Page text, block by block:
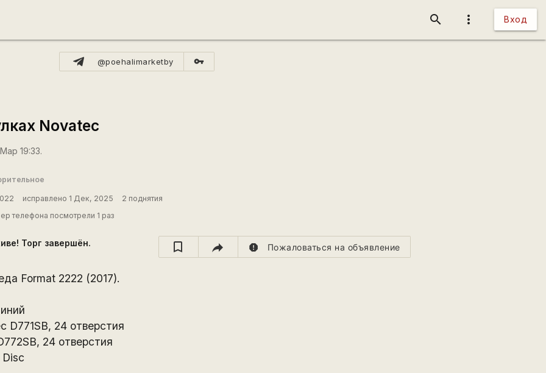
more_vert Вход
search
@poehalimarketby vpn_key
Novatec
19:33.
исправлено 1 Дек, 2025
2 поднятия
телефона посмотрели 1 раз
Торг завершён. report Пожаловаться на объявление
Format 2222 (2017).
D771SB, 24 отверстия
24 отверстия